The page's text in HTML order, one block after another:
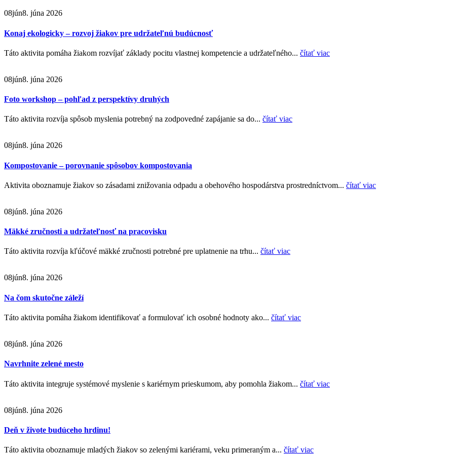
08jún8. júna 2026
Konaj ekologicky – rozvoj žiakov pre udržateľnú budúcnosť
Táto aktivita pomáha žiakom rozvíjať základy pocitu vlastnej kompetencie a udržateľného... čítať viac
08jún8. júna 2026
Foto workshop – pohľad z perspektívy druhých
Táto aktivita rozvíja spôsob myslenia potrebný na zodpovedné zapájanie sa do... čítať viac
08jún8. júna 2026
Kompostovanie – porovnanie spôsobov kompostovania
Aktivita oboznamuje žiakov so zásadami znižovania odpadu a obehového hospodárstva prostredníctvom... čítať viac
08jún8. júna 2026
Mäkké zručnosti a udržateľnosť na pracovisku
Táto aktivita rozvíja kľúčové mäkké zručnosti potrebné pre uplatnenie na trhu... čítať viac
08jún8. júna 2026
Na čom skutočne záleží
Táto aktivita pomáha žiakom identifikovať a formulovať ich osobné hodnoty ako... čítať viac
08jún8. júna 2026
Navrhnite zelené mesto
Táto aktivita integruje systémové myslenie s kariérnym prieskumom, aby pomohla žiakom... čítať viac
08jún8. júna 2026
Deň v živote budúceho hrdinu!
Táto aktivita oboznamuje mladých žiakov so zelenými kariérami, veku primeraným a... čítať viac